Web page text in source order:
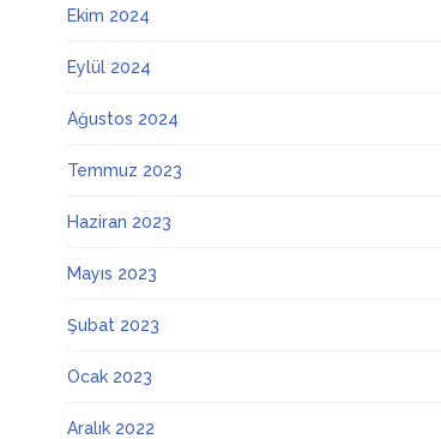
Ekim 2024
Eylül 2024
Ağustos 2024
Temmuz 2023
Haziran 2023
Mayıs 2023
Şubat 2023
Ocak 2023
Aralık 2022